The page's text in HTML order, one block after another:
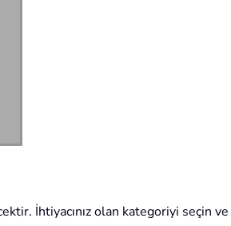
İhtiyacınız olan kategoriyi seçin ve